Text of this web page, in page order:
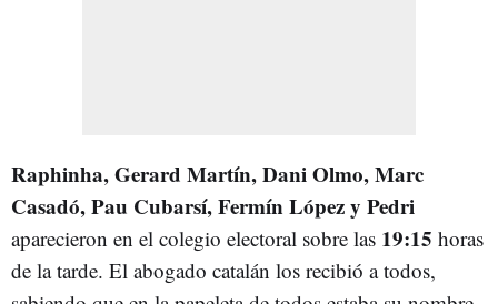
Raphinha, Gerard Martín, Dani Olmo, Marc
Casadó, Pau Cubarsí, Fermín López y Pedri
aparecieron en el colegio electoral sobre las 19:15 horas
de la tarde. El abogado catalán los recibió a todos,